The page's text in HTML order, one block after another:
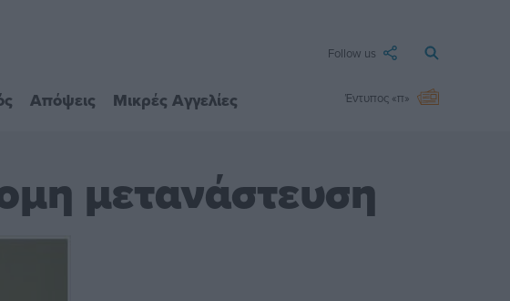
Follow us
Απόψεις Μικρές Αγγελίες Έντυπος «π»
μετανάστευση